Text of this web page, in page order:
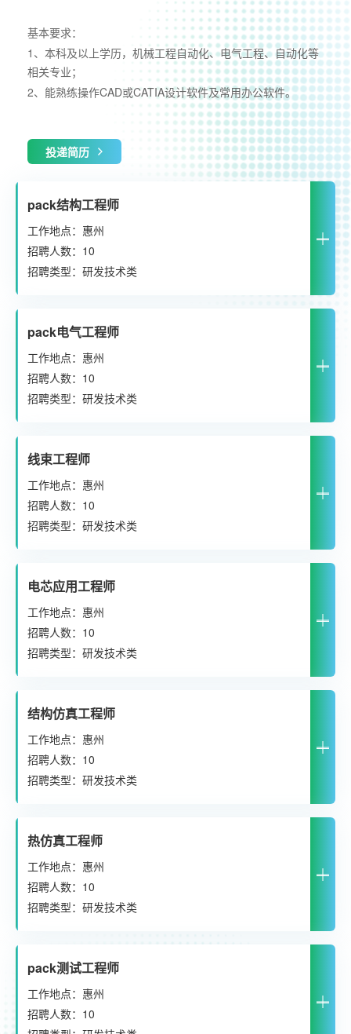
基本要求：
1、本科及以上学历，机械工程自动化、电气工程、自动化等
相关专业；
2、能熟练操作CAD或CATIA设计软件及常用办公软件。
投递简历
pack结构工程师
工作地点：惠州
招聘人数：10
招聘类型：研发技术类
pack电气工程师
工作地点：惠州
招聘人数：10
招聘类型：研发技术类
线束工程师
工作地点：惠州
招聘人数：10
招聘类型：研发技术类
电芯应用工程师
工作地点：惠州
招聘人数：10
招聘类型：研发技术类
结构仿真工程师
工作地点：惠州
招聘人数：10
招聘类型：研发技术类
热仿真工程师
工作地点：惠州
招聘人数：10
招聘类型：研发技术类
pack测试工程师
工作地点：惠州
招聘人数：10